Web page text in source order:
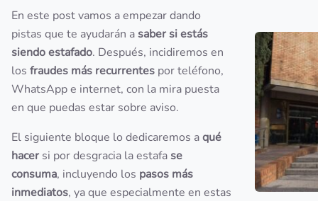
En este post vamos a empezar dando
pistas que te ayudarán asaber si estás
siendo estafado. Después, incidiremos en
los fraudes más recurrentes por teléfono,
WhatsApp e internet, con la mira puesta
en que puedas estar sobre aviso.
El siguiente bloque lo dedicaremos aqué
hacersi por desgracia la estafase
consuma, incluyendo los pasos más
inmediatos, ya que especialmente en estas